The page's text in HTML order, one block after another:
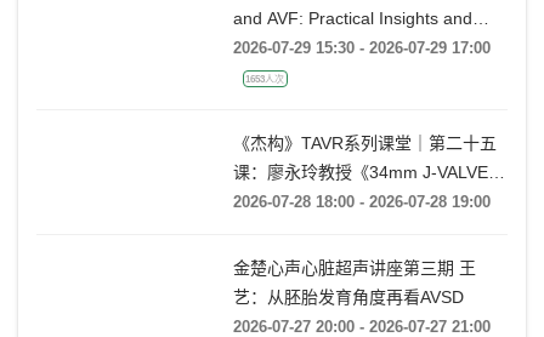
and AVF: Practical Insights and
Techniques
2026-07-29 15:30 - 2026-07-29 17:00
1653人次
《杰构》TAVR系列课堂｜第二十五
课：廖永玲教授《34mm J-VALVE
TF 治疗超大瓣环AR的实战经验》
2026-07-28 18:00 - 2026-07-28 19:00
金楚心声心脏超声讲座第三期 王
艺：从胚胎发育角度再看AVSD
2026-07-27 20:00 - 2026-07-27 21:00